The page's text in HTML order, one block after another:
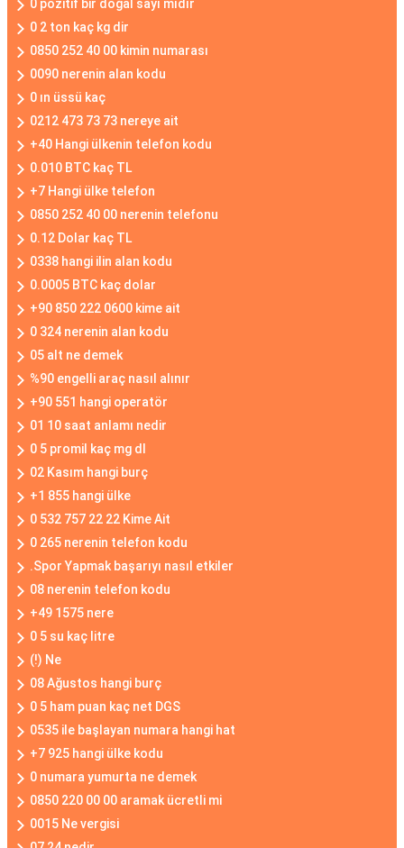
0 pozitif bir doğal sayı mıdır
0 2 ton kaç kg dir
0850 252 40 00 kimin numarası
0090 nerenin alan kodu
0 ın üssü kaç
0212 473 73 73 nereye ait
+40 Hangi ülkenin telefon kodu
0.010 BTC kaç TL
+7 Hangi ülke telefon
0850 252 40 00 nerenin telefonu
0.12 Dolar kaç TL
0338 hangi ilin alan kodu
0.0005 BTC kaç dolar
+90 850 222 0600 kime ait
0 324 nerenin alan kodu
05 alt ne demek
%90 engelli araç nasıl alınır
+90 551 hangi operatör
01 10 saat anlamı nedir
0 5 promil kaç mg dl
02 Kasım hangi burç
+1 855 hangi ülke
0 532 757 22 22 Kime Ait
0 265 nerenin telefon kodu
.Spor Yapmak başarıyı nasıl etkiler
08 nerenin telefon kodu
+49 1575 nere
0 5 su kaç litre
(!) Ne
08 Ağustos hangi burç
0 5 ham puan kaç net DGS
0535 ile başlayan numara hangi hat
+7 925 hangi ülke kodu
0 numara yumurta ne demek
0850 220 00 00 aramak ücretli mi
0015 Ne vergisi